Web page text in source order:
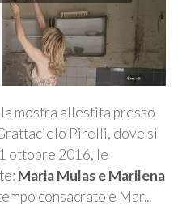
la mostra allestita presso
Pirelli, dove si
ottobre 2016, le
Maria Mulas e Marilena
consacrato e Mar...